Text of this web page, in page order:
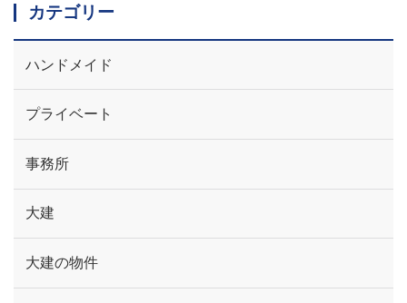
カテゴリー
ハンドメイド
プライベート
事務所
大建
大建の物件